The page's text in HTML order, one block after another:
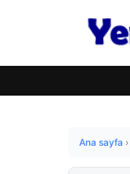
Ana sayfa ›